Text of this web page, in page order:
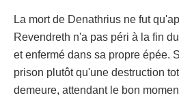
La mort de Denathrius ne fut
Revendreth n'a pas péri à la fin
et enfermé dans sa propre épée.
prison plutôt qu'une destruction
demeure, attendant le bon